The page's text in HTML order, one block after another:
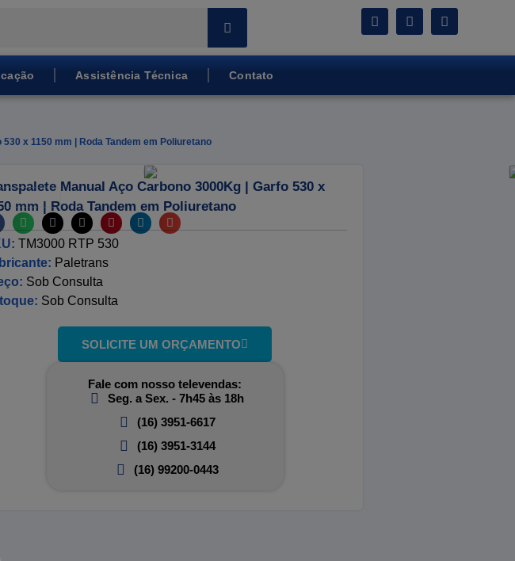
Assistência Técnica Contato
x 1150 mm | Roda Tandem em Poliuretano
Manual Aço Carbono 3000Kg | Garfo 530 x
mm | Roda Tandem em Poliuretano
TM3000 RTP 530
Paletrans
Sob Consulta
Sob Consulta
SOLICITE UM ORÇAMENTO
Fale com nosso televendas:
Seg. a Sex. - 7h45 às 18h
(16) 3951-6617
(16) 3951-3144
(16) 99200-0443